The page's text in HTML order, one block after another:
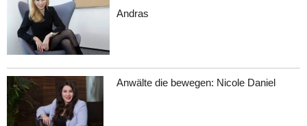
Andras
Anwälte die bewegen: Nicole Daniel